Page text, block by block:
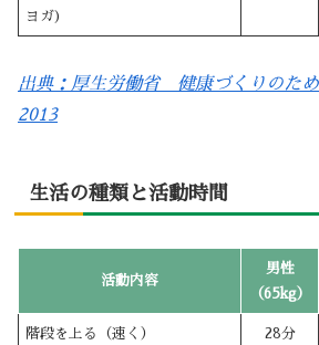
ヨガ)
出典：厚生労働省 健康づくりのた
2013
生活の種類と活動時間
活動内容
男性
（65kg）
階段を上る（速く） 28分